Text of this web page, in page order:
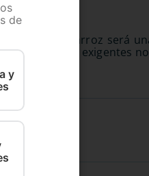
a pollo y arroz será
bajo exigentes
de
y